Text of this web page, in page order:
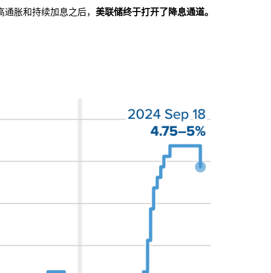
胀和持续加息之后， 美联储终于打开了降息通道。